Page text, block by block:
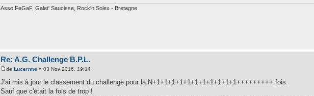
Asso FeGaF, Galet' Saucisse, Rock'n Solex - Bretagne
Re: A.G. Challenge B.P.L.
de Lucernne » 03 Nov 2016, 19:14
J'ai mis à jour le classement du challenge pour la N+1+1+1+1+1+1+1+1+1+1+1+++++++++ fois.
Sauf que c'était la fois de trop !